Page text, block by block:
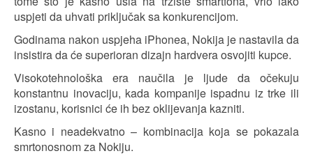
uspjeti da uhvati priključak sa konkurencijom.
Godinama nakon uspjeha iPhonea, Nokija je nastavila da
insistira da će superioran dizajn hardvera osvojiti kupce.
Visokotehnološka era naučila je ljude da očekuju
konstantnu inovaciju, kada kompanije ispadnu iz trke ili
izostanu, korisnici će ih bez oklijevanja kazniti.
Kasno i neadekvatno – kombinacija koja se pokazala
smrtonosnom za Nokiju.